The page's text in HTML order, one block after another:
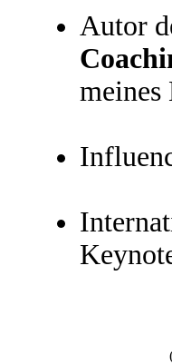
Autor
Coach
meines